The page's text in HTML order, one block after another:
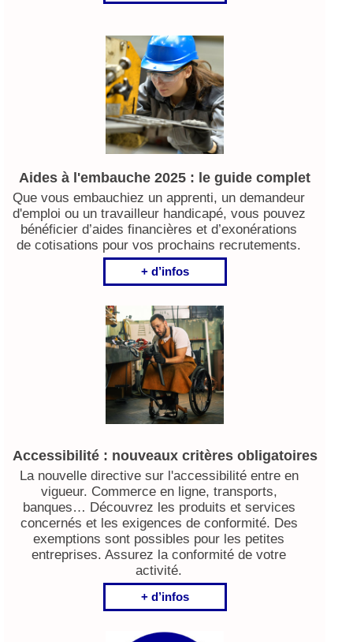
Aides à l'embauche 2025 : le guide complet
Que vous embauchiez un apprenti, un demandeur
d'emploi ou un travailleur handicapé, vous pouvez
bénéficier d’aides financières et d’exonérations
de cotisations pour vos prochains recrutements.
+ d’infos
Accessibilité : nouveaux critères obligatoires
La nouvelle directive sur l'accessibilité entre en
vigueur. Commerce en ligne, transports,
banques… Découvrez les produits et services
concernés et les exigences de conformité. Des
exemptions sont possibles pour les petites
entreprises. Assurez la conformité de votre
activité.
+ d’infos